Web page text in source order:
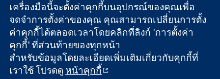
The Cochrane Collaboration เป็นองค์กรการกุศล (เลขที่ 1045921)
และบริษัทจำกัดโดยการค้ำประกัน (เลขที่ 03044323) ที่จดทะเบียน
ในอังกฤษและเวลส์ หมายเลขจดทะเบียนภาษีมูลค่าเพิ่ม GB 718
2127 49
เครื่องมือนี้จะตั้งค่าคุกกี้บนอุปกรณ์ของคุณเพื่อ
จดจำการตั้งค่าของคุณ คุณสามารถเปลี่ยนการตั้ง
ค่าคุกกี้ได้ตลอดเวลาโดยคลิกที่ลิงก์ 'การตั้งค่า
คุกกี้' ที่ส่วนท้ายของทุกหน้า
สำหรับข้อมูลโดยละเอียดเพิ่มเติมเกี่ยวกับคุกกี้ที่
เราใช้ โปรดดู หน้าคุกกี้